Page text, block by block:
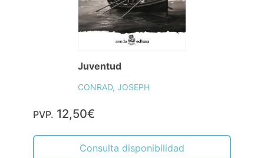
Juventud
CONRAD, JOSEPH
PVP. 12,50€
Consulta disponibilidad